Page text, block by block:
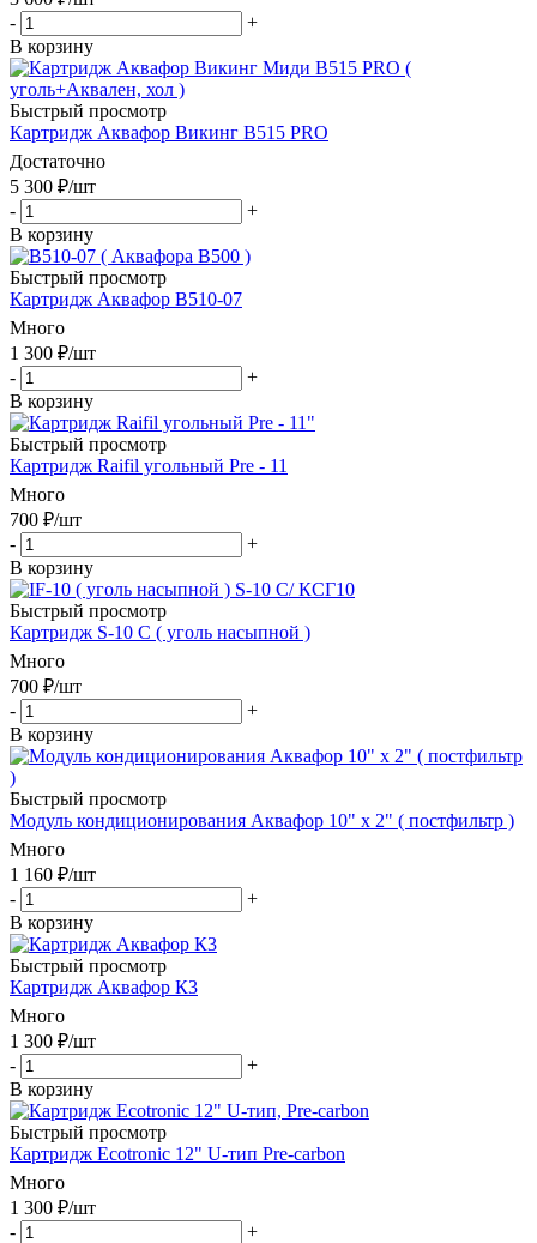
-
+
В корзину
Быстрый просмотр
Картридж Аквафор Викинг В515 PRO
Достаточно
5 300 ₽/шт
-
+
В корзину
Быстрый просмотр
Картридж Аквафор В510-07
Много
1 300 ₽/шт
-
+
В корзину
Быстрый просмотр
Картридж Raifil угольный Pre - 11
Много
700 ₽/шт
-
+
В корзину
Быстрый просмотр
Картридж S-10 C ( уголь насыпной )
Много
700 ₽/шт
-
+
В корзину
Быстрый просмотр
Модуль кондиционирования Аквафор 10" х 2" ( постфильтр )
Много
1 160 ₽/шт
-
+
В корзину
Быстрый просмотр
Картридж Аквафор К3
Много
1 300 ₽/шт
-
+
В корзину
Быстрый просмотр
Картридж Ecotronic 12" U-тип Pre-carbon
Много
1 300 ₽/шт
-
+